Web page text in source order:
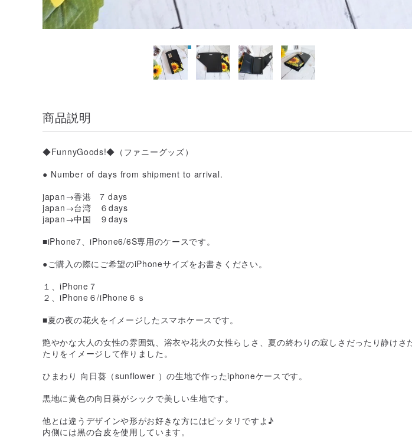
商品説明
◆FunnyGoods!◆（ファニーグッズ）
● Number of days from shipment to arrival.
japan→香港 7 days
japan→台湾 ６days
japan→中国 ９days
■iPhone7、iPhone6/6S専用のケースです。
●ご購入の際にご希望のiPhoneサイズをお書きください。
１、iPhone７
２、iPhone６/iPhone６ｓ
■夏の夜の花火をイメージしたスマホケースです。
艶やかな大人の女性の雰囲気、浴衣や花火の女性らしさ、夏の終わりの寂しさだったり静けさ
たりをイメージして作りました。
ひまわり 向日葵（sunflower ）の生地で作ったiphoneケースです。
黒地に黄色の向日葵がシックで美しい生地です。
他とは違うデザインや形がお好きな方にはピッタリですよ♪
内側には黒の合皮を使用しています。